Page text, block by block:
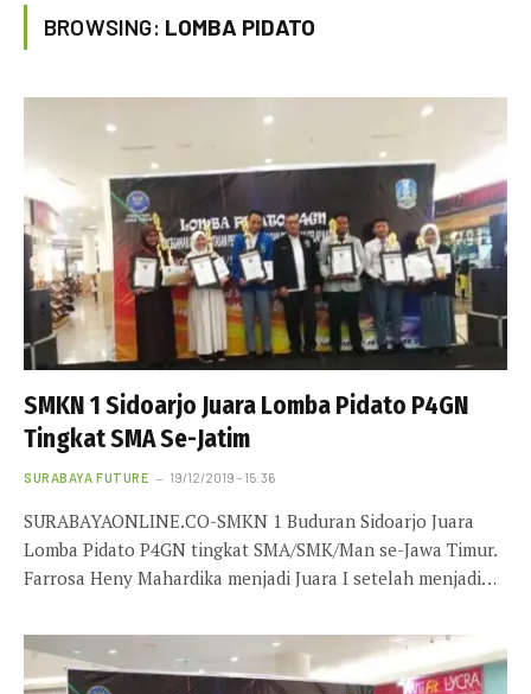
BROWSING: LOMBA PIDATO
SMKN 1 Sidoarjo Juara Lomba Pidato P4GN
Tingkat SMA Se-Jatim
SURABAYA FUTURE 19/12/2019 - 15:36
SURABAYAONLINE.CO-SMKN 1 Buduran Sidoarjo Juara
Lomba Pidato P4GN tingkat SMA/SMK/Man se-Jawa Timur.
Farrosa Heny Mahardika menjadi Juara I setelah menjadi…